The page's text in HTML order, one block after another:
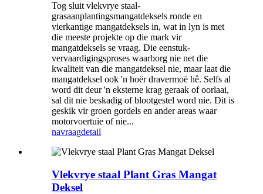
Tog sluit vlekvrye staal-
grasaanplantingsmangatdeksels ronde en
vierkantige mangatdeksels in, wat in lyn is met
die meeste projekte op die mark vir
mangatdeksels se vraag. Die eenstuk-
vervaardigingsproses waarborg nie net die
kwaliteit van die mangatdeksel nie, maar laat die
mangatdeksel ook 'n hoër dravermoë hê. Selfs al
word dit deur 'n eksterne krag geraak of oorlaai,
sal dit nie beskadig of blootgestel word nie. Dit is
geskik vir groen gordels en ander areas waar
motorvoertuie of nie...
navraagdetail
Vlekvrye staal Plant Gras Mangat
Deksel